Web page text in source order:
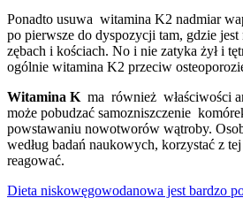
Ponadto usuwa witamina K2 nadmiar
po pierwsze do dyspozycji tam, gdzie
zębach i kościach. No i nie zatyka żył i
ogólnie witamina K2 przeciw
Witamina K ma również właściwości
może pobudzać samozniszczenie
powstawaniu nowotworów wątroby.
według badań naukowych, korzystać z
reagować.
Dieta niskowęgowodanowa jest bardzo